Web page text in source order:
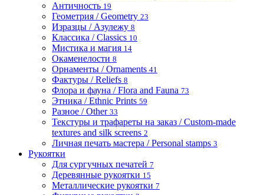
Античность 19
Геометрия / Geometry 23
Изразцы / Азулежу 8
Классика / Classics 10
Мистика и магия 14
Окаменелости 8
Орнаменты / Ornaments 41
Фактуры / Reliefs 8
Флора и фауна / Flora and Fauna 73
Этника / Ethnic Prints 59
Разное / Other 33
Текстуры и трафареты на заказ / Custom-made
textures and silk screens 2
Личная печать мастера / Personal stamps 3
Рукоятки
Для сургучных печатей 7
Деревянные рукоятки 15
Металлические рукоятки 7